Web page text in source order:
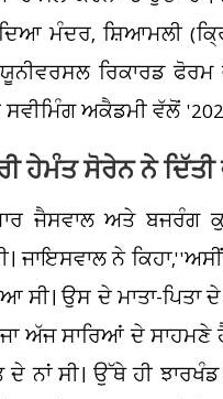
ਮੰਦਰ, ਸ਼ਿਆਮਲੀ
ਰਿਕਾਰਡ
ਅਕੈਡਮੀ ਵੱਲੋਂ
ਹੇਮੰਤ ਸੋਰੇਨ ਨੇ
ਜੈਸਵਾਲ ਅਤੇ ਬਜਰੰਗ
ਜਾਇਸਵਾਲ ਨੇ
ਸੀ। ਉਸ ਦੇ ਮਾਤਾ-
ਅੱਜ ਸਾਰਿਆਂ ਦੇ
ਦੇ ਨਾਂ ਸੀ। ਉੱਥੇ ਹੀ